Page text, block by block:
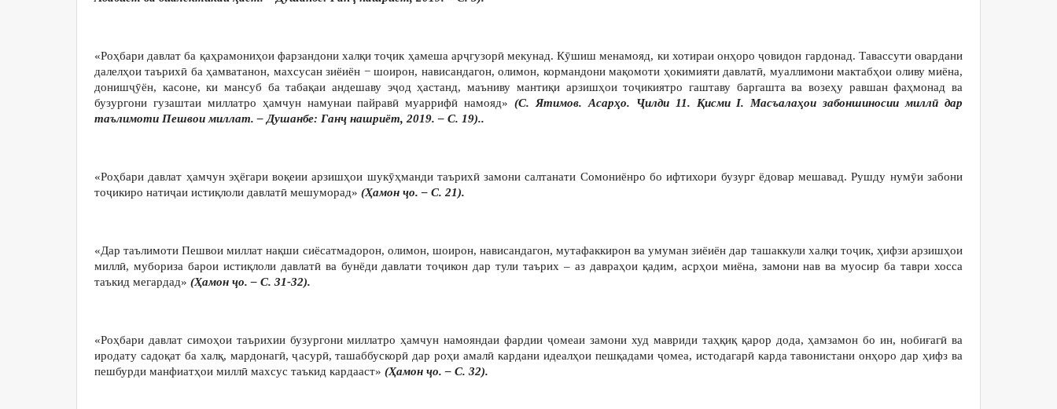
«Роҳбари давлат ба қаҳрамониҳои фарзандони халқи тоҷик ҳамеша арҷгузорӣ мекунад. Кӯшиш менамояд, ки хотираи онҳоро ҷовидон гардонад. Тавассути овардани
далелҳои таърихӣ ба ҳамватанон, махсусан зиёиён − шоирон, нависандагон, олимон, кормандони мақомоти ҳокимияти давлатӣ, муаллимони мактабҳои оливу миёна,
донишҷӯён, касоне, ки мансуб ба табақаи андешаву эҷод ҳастанд, маъниву мантиқи арзишҳои тоҷикиятро гаштаву баргашта ва возеҳу равшан фаҳмонад ва
бузургони гузаштаи миллатро ҳамчун намунаи пайравӣ муаррифӣ намояд»(С. Ятимов. Асарҳо. Ҷилди 11. Қисми I. Масъалаҳои забоншиносии миллӣ дар
таълимоти Пешвои миллат. – Душанбе: Ганҷ нашриёт, 2019. – С. 19)..
«Роҳбари давлат ҳамчун эҳёгари воқеии арзишҳои шукӯҳманди таърихӣ замони салтанати Сомониёнро бо ифтихори бузург ёдовар мешавад. Рушду нумӯи забони
тоҷикиро натиҷаи истиқлоли давлатӣ мешуморад» (Ҳамон ҷо. – С. 21).
«Дар таълимоти Пешвои миллат нақши сиёсатмадорон, олимон, шоирон, нависандагон, мутафаккирон ва умуман зиёиён дар ташаккули халқи тоҷик, ҳифзи арзишҳои
миллӣ, мубориза барои истиқлоли давлатӣ ва бунёди давлати тоҷикон дар тули таърих – аз давраҳои қадим, асрҳои миёна, замони нав ва муосир ба таври хосса
таъкид мегардад» (Ҳамон ҷо. – С. 31-32).
«Роҳбари давлат симоҳои таърихии бузургони миллатро ҳамчун намояндаи фардии ҷомеаи замони худ мавриди таҳқиқ қарор дода, ҳамзамон бо ин, нобиғагӣ ва
иродату садоқат ба халқ, мардонагӣ, ҷасурӣ, ташаббускорӣ дар роҳи амалӣ кардани идеалҳои пешқадами ҷомеа, истодагарӣ карда тавонистани онҳоро дар ҳифз ва
пешбурди манфиатҳои миллӣ махсус таъкид кардааст» (Ҳамон ҷо. – С. 32).